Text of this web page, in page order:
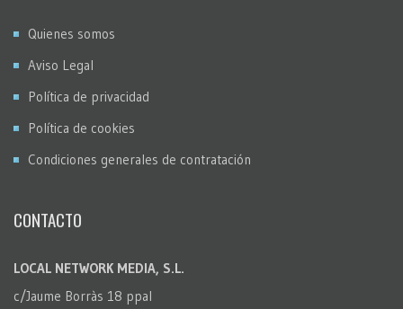
Quienes somos
Aviso Legal
Política de privacidad
Política de cookies
Condiciones generales de contratación
CONTACTO
LOCAL NETWORK MEDIA, S.L.
c/Jaume Borràs 18 ppal